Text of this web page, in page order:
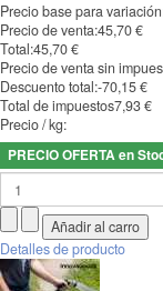
Precio base para
Precio de venta:45,70 €
Total:45,70 €
Precio de venta sin
Descuento total:-70,15 €
Total de impuestos7,93 €
Precio / kg:
PRECIO OFERTA en
Detalles de producto